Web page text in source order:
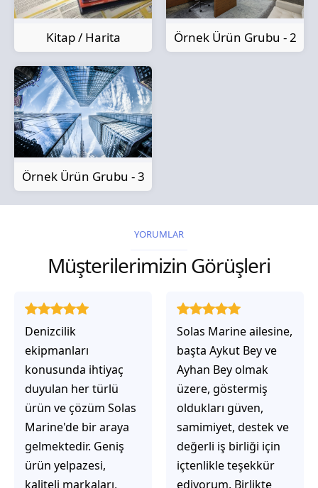
Kitap / Harita Örnek Ürün Grubu - 2
Örnek Ürün Grubu - 3
YORUMLAR
Müşterilerimizin Görüşleri
Solas Marine ailesine,
başta Aykut Bey ve
Ayhan Bey olmak
üzere, göstermiş
oldukları güven,
samimiyet, destek ve
değerli iş birliği için
içtenlikle teşekkür
ediyorum. Birlikte
Solas Marine ile
çalıştığınızda,
işlerinin gerçekten
çözüm üretmeye
odaklı olduğunu
hemen fark
ediyorsunuz.
İhtiyaçlarınıza hızlı ve
doğru çözümler